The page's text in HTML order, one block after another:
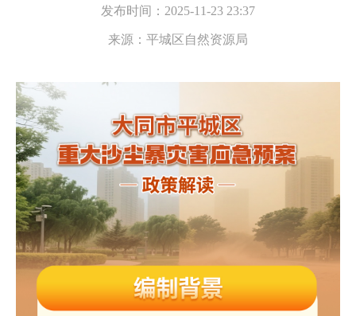
发布时间： 2025-11-23 23:37
来源： 平城区自然资源局